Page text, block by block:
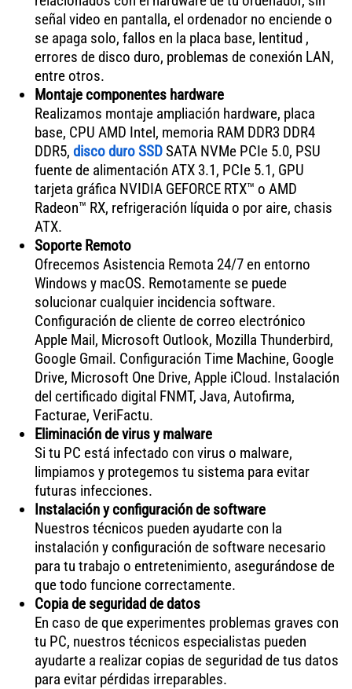
señal video en pantalla, el ordenador no enciende o
se apaga solo, fallos en la placa base, lentitud ,
errores de disco duro, problemas de conexión LAN,
entre otros.
Montaje componentes hardware
Realizamos montaje ampliación hardware, placa
base, CPU AMD Intel, memoria RAM DDR3 DDR4
DDR5, disco duro SSDSATA NVMe PCIe 5.0, PSU
fuente de alimentación ATX 3.1, PCIe 5.1, GPU
tarjeta gráfica NVIDIA GEFORCE RTX™ o AMD
Radeon™ RX, refrigeración líquida o por aire, chasis
ATX.
Soporte Remoto
Ofrecemos Asistencia Remota 24/7 en entorno
Windows y macOS. Remotamente se puede
solucionar cualquier incidencia software.
Configuración de cliente de correo electrónico
Apple Mail, Microsoft Outlook, Mozilla Thunderbird,
Google Gmail. Configuración Time Machine, Google
Drive, Microsoft One Drive, Apple iCloud. Instalación
del certificado digital FNMT, Java, Autofirma,
Facturae, VeriFactu.
Eliminación de virus y malware
Si tu PC está infectado con virus o malware,
limpiamos y protegemos tu sistema para evitar
futuras infecciones.
Instalación y configuración de software
Nuestros técnicos pueden ayudarte con la
instalación y configuración de software necesario
para tu trabajo o entretenimiento, asegurándose de
que todo funcione correctamente.
Copia de seguridad de datos
En caso de que experimentes problemas graves con
tu PC, nuestros técnicos especialistas pueden
ayudarte a realizar copias de seguridad de tus datos
para evitar pérdidas irreparables.